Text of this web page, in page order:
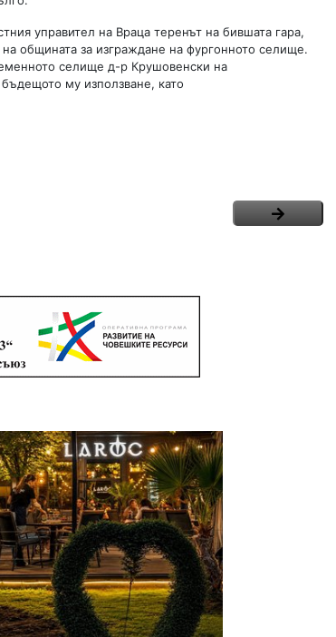
управител на Враца теренът на бившата гара,
общината за изграждане на фургонното селище.
селище д-р Крушовенски на
му използване, като